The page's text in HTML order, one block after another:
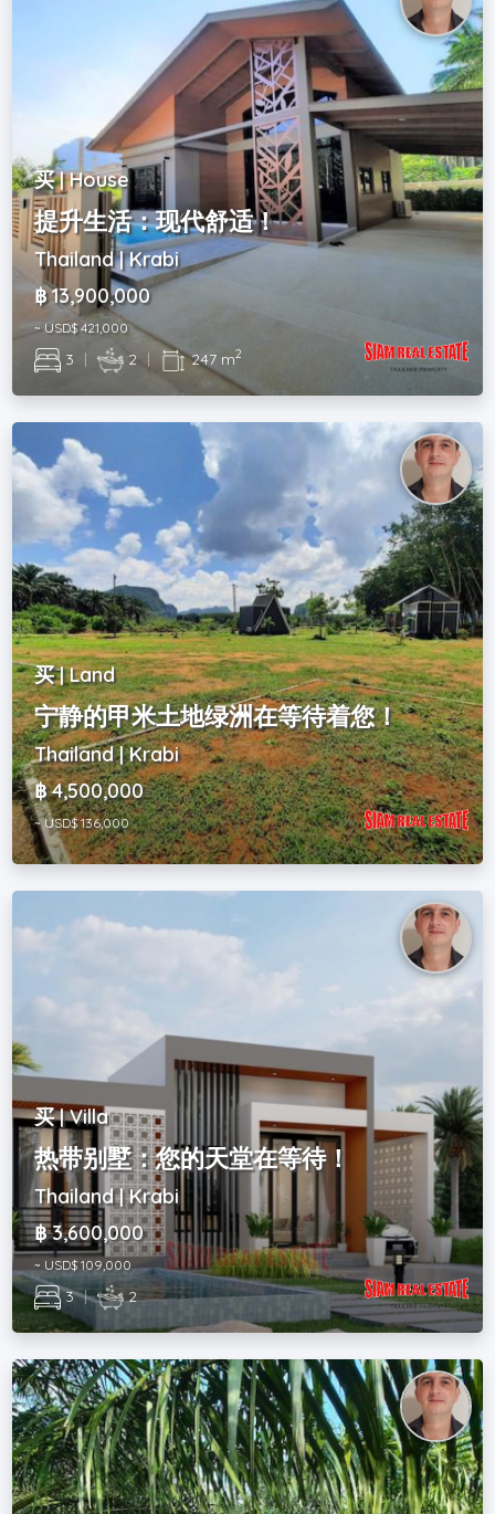
买 | House
提升生活：现代舒适！
Thailand | Krabi
฿ 13,900,000
~ USD$ 421,000
3 | 2 | 247 m2
买 | Land
宁静的甲米土地绿洲在等待着您！
Thailand | Krabi
฿ 4,500,000
~ USD$ 136,000
买 | Villa
热带别墅：您的天堂在等待！
Thailand | Krabi
฿ 3,600,000
~ USD$ 109,000
3 | 2